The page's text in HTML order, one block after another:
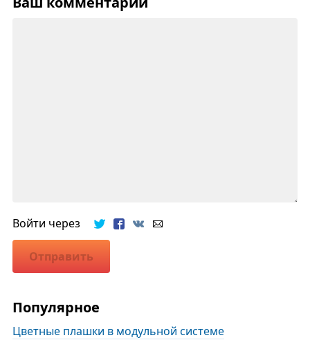
Войти через
Отправить
Популярное
Цветные плашки в модульной системе